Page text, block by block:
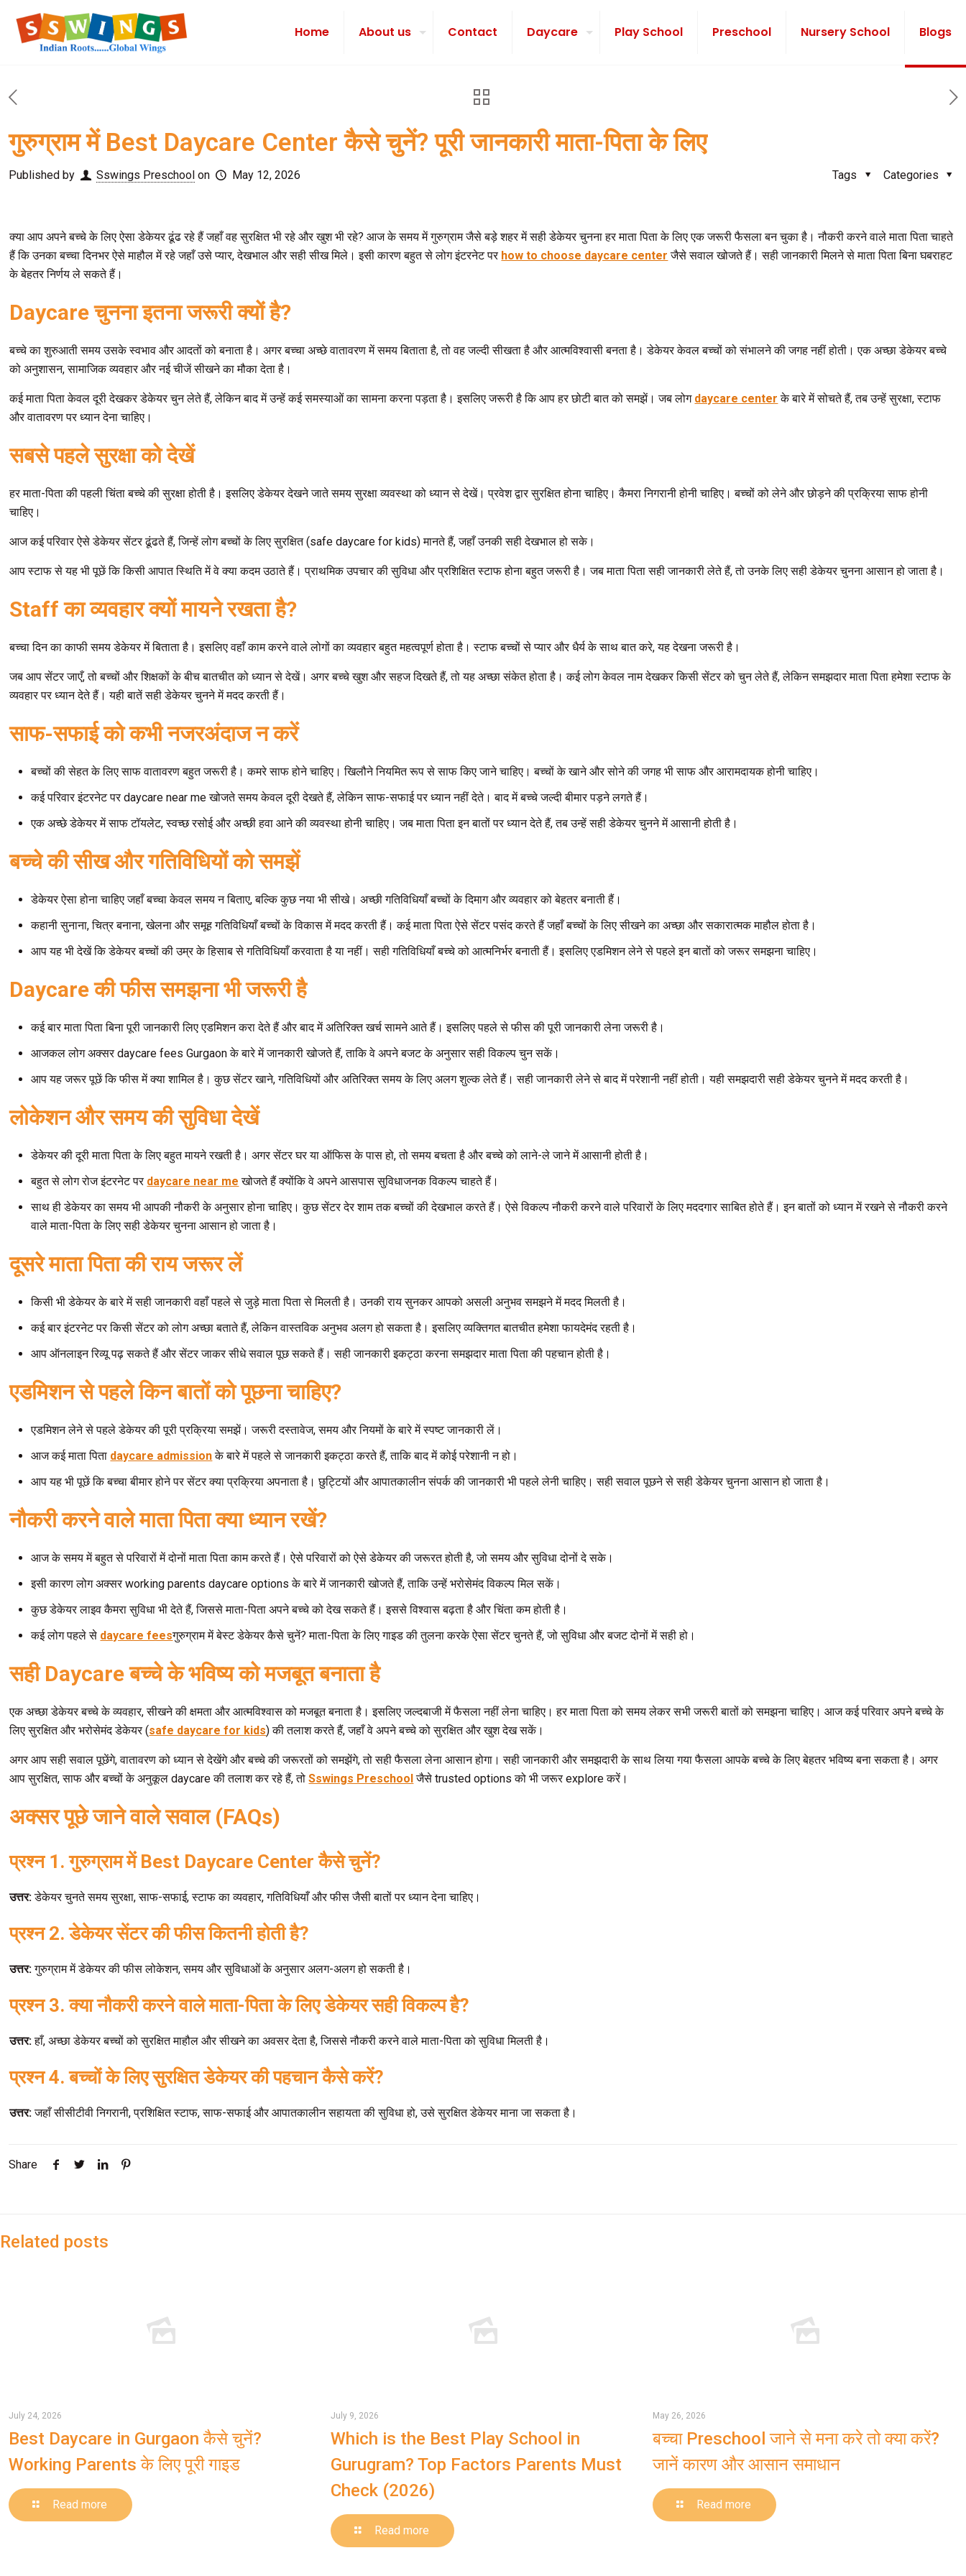
Home About us Contact Daycare Play School Preschool Nursery School Blogs
गुरुग्राम में Best Daycare Center कैसे चुनें? पूरी जानकारी माता-पिता के लिए
Published by Sswings Preschool on May 12, 2026 Categories
Tags
क्या आप अपने बच्चे के लिए ऐसा डेकेयर ढूंढ रहे हैं जहाँ वह सुरक्षित भी रहे और खुश भी रहे? आज के समय में गुरुग्राम जैसे बड़े शहर में सही डेकेयर चुनना हर माता पिता के लिए एक जरूरी फैसला बन चुका है। नौकरी करने वाले माता पिता चाहते
हैं कि उनका बच्चा दिनभर ऐसे माहौल में रहे जहाँ उसे प्यार, देखभाल और सही सीख मिले। इसी कारण बहुत से लोग इंटरनेट पर how to choose daycare center जैसे सवाल खोजते हैं। सही जानकारी मिलने से माता पिता बिना घबराहट
के बेहतर निर्णय ले सकते हैं।
Daycare चुनना इतना जरूरी क्यों है?
बच्चे का शुरुआती समय उसके स्वभाव और आदतों को बनाता है। अगर बच्चा अच्छे वातावरण में समय बिताता है, तो वह जल्दी सीखता है और आत्मविश्वासी बनता है। डेकेयर केवल बच्चों को संभालने की जगह नहीं होती। एक अच्छा डेकेयर बच्चे
को अनुशासन, सामाजिक व्यवहार और नई चीजें सीखने का मौका देता है।
कई माता पिता केवल दूरी देखकर डेकेयर चुन लेते हैं, लेकिन बाद में उन्हें कई समस्याओं का सामना करना पड़ता है। इसलिए जरूरी है कि आप हर छोटी बात को समझें। जब लोग daycare center के बारे में सोचते हैं, तब उन्हें सुरक्षा, स्टाफ
और वातावरण पर ध्यान देना चाहिए।
सबसे पहले सुरक्षा को देखें
हर माता-पिता की पहली चिंता बच्चे की सुरक्षा होती है। इसलिए डेकेयर देखने जाते समय सुरक्षा व्यवस्था को ध्यान से देखें। प्रवेश द्वार सुरक्षित होना चाहिए। कैमरा निगरानी होनी चाहिए। बच्चों को लेने और छोड़ने की प्रक्रिया साफ होनी
चाहिए।
आज कई परिवार ऐसे डेकेयर सेंटर ढूंढते हैं, जिन्हें लोग बच्चों के लिए सुरक्षित (safe daycare for kids) मानते हैं, जहाँ उनकी सही देखभाल हो सके।
आप स्टाफ से यह भी पूछें कि किसी आपात स्थिति में वे क्या कदम उठाते हैं। प्राथमिक उपचार की सुविधा और प्रशिक्षित स्टाफ होना बहुत जरूरी है। जब माता पिता सही जानकारी लेते हैं, तो उनके लिए सही डेकेयर चुनना आसान हो जाता है।
Staffका व्यवहार क्यों मायने रखता है?
बच्चा दिन का काफी समय डेकेयर में बिताता है। इसलिए वहाँ काम करने वाले लोगों का व्यवहार बहुत महत्वपूर्ण होता है। स्टाफ बच्चों से प्यार और धैर्य के साथ बात करे, यह देखना जरूरी है।
जब आप सेंटर जाएँ, तो बच्चों और शिक्षकों के बीच बातचीत को ध्यान से देखें। अगर बच्चे खुश और सहज दिखते हैं, तो यह अच्छा संकेत होता है। कई लोग केवल नाम देखकर किसी सेंटर को चुन लेते हैं, लेकिन समझदार माता पिता हमेशा स्टाफ के
व्यवहार पर ध्यान देते हैं। यही बातें सही डेकेयर चुनने में मदद करती हैं।
साफ-सफाई को कभी नजरअंदाज न करें
बच्चों की सेहत के लिए साफ वातावरण बहुत जरूरी है। कमरे साफ होने चाहिए। खिलौने नियमित रूप से साफ किए जाने चाहिए। बच्चों के खाने और सोने की जगह भी साफ और आरामदायक होनी चाहिए।
कई परिवार इंटरनेट पर daycare near me खोजते समय केवल दूरी देखते हैं, लेकिन साफ-सफाई पर ध्यान नहीं देते। बाद में बच्चे जल्दी बीमार पड़ने लगते हैं।
एक अच्छे डेकेयर में साफ टॉयलेट, स्वच्छ रसोई और अच्छी हवा आने की व्यवस्था होनी चाहिए। जब माता पिता इन बातों पर ध्यान देते हैं, तब उन्हें सही डेकेयर चुनने में आसानी होती है।
बच्चे की सीख और गतिविधियों को समझें
डेकेयर ऐसा होना चाहिए जहाँ बच्चा केवल समय न बिताए, बल्कि कुछ नया भी सीखे। अच्छी गतिविधियाँ बच्चों के दिमाग और व्यवहार को बेहतर बनाती हैं।
कहानी सुनाना, चित्र बनाना, खेलना और समूह गतिविधियाँ बच्चों के विकास में मदद करती हैं। कई माता पिता ऐसे सेंटर पसंद करते हैं जहाँ बच्चों के लिए सीखने का अच्छा और सकारात्मक माहौल होता है।
आप यह भी देखें कि डेकेयर बच्चों की उम्र के हिसाब से गतिविधियाँ करवाता है या नहीं। सही गतिविधियाँ बच्चे को आत्मनिर्भर बनाती हैं। इसलिए एडमिशन लेने से पहले इन बातों को जरूर समझना चाहिए।
Daycareकी फीस समझना भी जरूरी है
कई बार माता पिता बिना पूरी जानकारी लिए एडमिशन करा देते हैं और बाद में अतिरिक्त खर्च सामने आते हैं। इसलिए पहले से फीस की पूरी जानकारी लेना जरूरी है।
आजकल लोग अक्सर daycare fees Gurgaon के बारे में जानकारी खोजते हैं, ताकि वे अपने बजट के अनुसार सही विकल्प चुन सकें।
आप यह जरूर पूछें कि फीस में क्या शामिल है। कुछ सेंटर खाने, गतिविधियों और अतिरिक्त समय के लिए अलग शुल्क लेते हैं। सही जानकारी लेने से बाद में परेशानी नहीं होती। यही समझदारी सही डेकेयर चुनने में मदद करती है।
लोकेशन और समय की सुविधा देखें
डेकेयर की दूरी माता पिता के लिए बहुत मायने रखती है। अगर सेंटर घर या ऑफिस के पास हो, तो समय बचता है और बच्चे को लाने-ले जाने में आसानी होती है।
बहुत से लोग रोज इंटरनेट पर daycare near me खोजते हैं क्योंकि वे अपने आसपास सुविधाजनक विकल्प चाहते हैं।
साथ ही डेकेयर का समय भी आपकी नौकरी के अनुसार होना चाहिए। कुछ सेंटर देर शाम तक बच्चों की देखभाल करते हैं। ऐसे विकल्प नौकरी करने वाले परिवारों के लिए मददगार साबित होते हैं। इन बातों को ध्यान में रखने से नौकरी करने
वाले माता-पिता के लिए सही डेकेयर चुनना आसान हो जाता है।
दूसरे माता पिता की राय जरूर लें
किसी भी डेकेयर के बारे में सही जानकारी वहाँ पहले से जुड़े माता पिता से मिलती है। उनकी राय सुनकर आपको असली अनुभव समझने में मदद मिलती है।
कई बार इंटरनेट पर किसी सेंटर को लोग अच्छा बताते हैं, लेकिन वास्तविक अनुभव अलग हो सकता है। इसलिए व्यक्तिगत बातचीत हमेशा फायदेमंद रहती है।
आप ऑनलाइन रिव्यू पढ़ सकते हैं और सेंटर जाकर सीधे सवाल पूछ सकते हैं। सही जानकारी इकट्ठा करना समझदार माता पिता की पहचान होती है।
एडमिशन से पहले किन बातों को पूछना चाहिए?
एडमिशन लेने से पहले डेकेयर की पूरी प्रक्रिया समझें। जरूरी दस्तावेज, समय और नियमों के बारे में स्पष्ट जानकारी लें।
आज कई माता पिता daycare admissionके बारे में पहले से जानकारी इकट्ठा करते हैं, ताकि बाद में कोई परेशानी न हो।
आप यह भी पूछें कि बच्चा बीमार होने पर सेंटर क्या प्रक्रिया अपनाता है। छुट्टियों और आपातकालीन संपर्क की जानकारी भी पहले लेनी चाहिए। सही सवाल पूछने से सही डेकेयर चुनना आसान हो जाता है।
नौकरी करने वाले माता पिता क्या ध्यान रखें?
आज के समय में बहुत से परिवारों में दोनों माता पिता काम करते हैं। ऐसे परिवारों को ऐसे डेकेयर की जरूरत होती है, जो समय और सुविधा दोनों दे सके।
इसी कारण लोग अक्सर working parents daycare options के बारे में जानकारी खोजते हैं, ताकि उन्हें भरोसेमंद विकल्प मिल सकें।
कुछ डेकेयर लाइव कैमरा सुविधा भी देते हैं, जिससे माता-पिता अपने बच्चे को देख सकते हैं। इससे विश्वास बढ़ता है और चिंता कम होती है।
कई लोग पहले से daycare feesगुरुग्राम में बेस्ट डेकेयर कैसे चुनें? माता-पिता के लिए गाइड की तुलना करके ऐसा सेंटर चुनते हैं, जो सुविधा और बजट दोनों में सही हो।
सही Daycareबच्चे के भविष्य को मजबूत बनाता है
एक अच्छा डेकेयर बच्चे के व्यवहार, सीखने की क्षमता और आत्मविश्वास को मजबूत बनाता है। इसलिए जल्दबाजी में फैसला नहीं लेना चाहिए। हर माता पिता को समय लेकर सभी जरूरी बातों को समझना चाहिए। आज कई परिवार अपने बच्चे के
लिए सुरक्षित और भरोसेमंद डेकेयर (safe daycare for kids) की तलाश करते हैं, जहाँ वे अपने बच्चे को सुरक्षित और खुश देख सकें।
अगर आप सही सवाल पूछेंगे, वातावरण को ध्यान से देखेंगे और बच्चे की जरूरतों को समझेंगे, तो सही फैसला लेना आसान होगा। सही जानकारी और समझदारी के साथ लिया गया फैसला आपके बच्चे के लिए बेहतर भविष्य बना सकता है। अगर
आप सुरक्षित, साफ और बच्चों के अनुकूल daycare की तलाश कर रहे हैं, तोSswings Preschoolजैसे trusted options को भी जरूर explore करें।
अक्सर पूछे जाने वाले सवाल (FAQs)
प्रश्न 1. गुरुग्राम में Best Daycare Center कैसे चुनें?
उत्तर:डेकेयर चुनते समय सुरक्षा, साफ-सफाई, स्टाफ का व्यवहार, गतिविधियाँ और फीस जैसी बातों पर ध्यान देना चाहिए।
प्रश्न 2. डेकेयर सेंटर की फीस कितनी होती है?
उत्तर:गुरुग्राम में डेकेयर की फीस लोकेशन, समय और सुविधाओं के अनुसार अलग-अलग हो सकती है।
प्रश्न 3. क्या नौकरी करने वाले माता-पिता के लिए डेकेयर सही विकल्प है?
उत्तर:हाँ, अच्छा डेकेयर बच्चों को सुरक्षित माहौल और सीखने का अवसर देता है, जिससे नौकरी करने वाले माता-पिता को सुविधा मिलती है।
प्रश्न 4. बच्चों के लिए सुरक्षित डेकेयर की पहचान कैसे करें?
उत्तर:जहाँ सीसीटीवी निगरानी, प्रशिक्षित स्टाफ, साफ-सफाई और आपातकालीन सहायता की सुविधा हो, उसे सुरक्षित डेकेयर माना जा सकता है।
Share
Related posts
July 24, 2026
Best Daycare in Gurgaon कैसे चुनें?
Working Parents के लिए पूरी गाइड
Read more
Best
July 9, 2026
Which is the Best Play School in
Gurugram? Top Factors Parents Must
Check (2026)
Read more
Which
May 26, 2026
बच्चा Preschool जाने से मना करे तो क्या करें?
जानें कारण और आसान समाधान
Read more
बच्चा